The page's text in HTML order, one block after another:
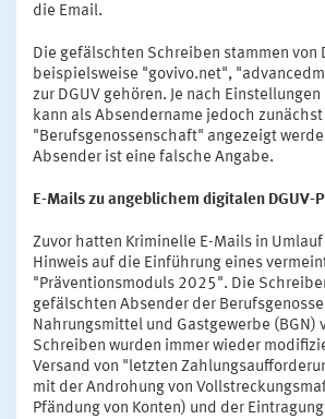
die Email.
Die gefälschten Schreiben stammen von
beispielsweise "govivo.net",
zur DGUV gehören. Je nach
kann als Absendername jedoch zunächst
"Berufsgenossenschaft" angezeigt
Absender ist eine falsche Angabe.
E-Mails zu angeblichem digitalen DGUV-
Zuvor hatten Kriminelle E-Mails in
Hinweis auf die Einführung eines
"Präventionsmoduls 2025". Die
gefälschten Absender der
Nahrungsmittel und Gastgewerbe (BGN)
Schreiben wurden immer wieder
Versand von "letzten
mit der Androhung von
Pfändung von Konten) und der